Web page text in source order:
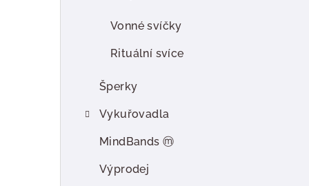
Vonné svíčky
Rituální svíce
Šperky
Vykuřovadla
MindBands ⓜ
Výprodej